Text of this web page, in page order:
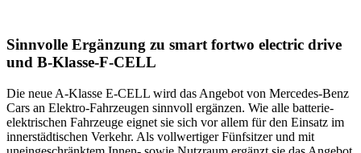
Sinnvolle Ergänzung zu smart fortwo electric drive
und B-Klasse-F-CELL
Die neue A-Klasse E-CELL wird das Angebot von Mercedes-Benz
Cars an Elektro-Fahrzeugen sinnvoll ergänzen. Wie alle batterie-
elektrischen Fahrzeuge eignet sie sich vor allem für den Einsatz im
innerstädtischen Verkehr. Als vollwertiger Fünfsitzer und mit